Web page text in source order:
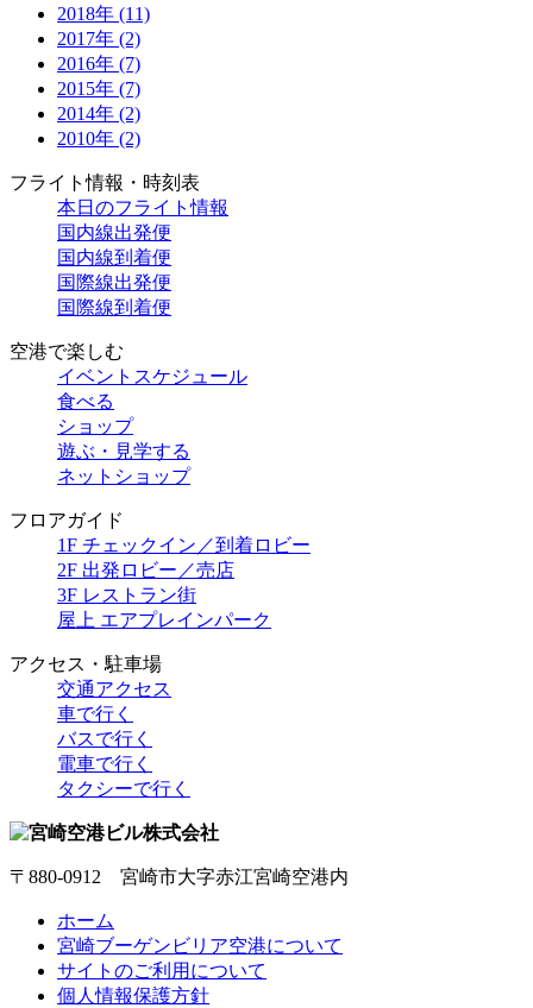
2018年 (11)
2017年 (2)
2016年 (7)
2015年 (7)
2014年 (2)
2010年 (2)
フライト情報・時刻表
本日のフライト情報
国内線出発便
国内線到着便
国際線出発便
国際線到着便
空港で楽しむ
イベントスケジュール
食べる
ショップ
遊ぶ・見学する
ネットショップ
フロアガイド
1F チェックイン／到着ロビー
2F 出発ロビー／売店
3F レストラン街
屋上 エアプレインパーク
アクセス・駐車場
交通アクセス
車で行く
バスで行く
電車で行く
タクシーで行く
〒880-0912 宮崎市大字赤江宮崎空港内
ホーム
宮崎ブーゲンビリア空港について
サイトのご利用について
個人情報保護方針